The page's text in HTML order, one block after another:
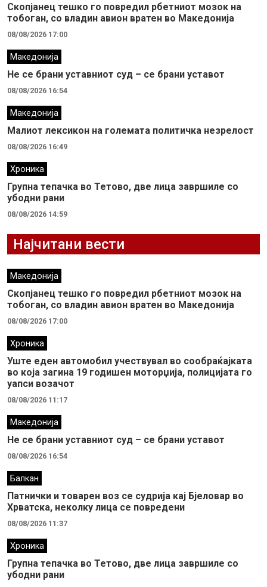
Скопјанец тешко го повредил рбетниот мозок на
тобоган, со владин авион вратен во Македонија
08/08/2026 17:00
Македонија
Не се брани уставниот суд – се брани уставот
08/08/2026 16:54
Македонија
Малиот лексикон на големата политичка незрелост
08/08/2026 16:49
Хроника
Групна тепачка во Тетово, две лица завршиле со
убодни рани
08/08/2026 14:59
Најчитани вести
Македонија
Скопјанец тешко го повредил рбетниот мозок на
тобоган, со владин авион вратен во Македонија
08/08/2026 17:00
Хроника
Уште еден автомобил учествувал во сообраќајката
во која загина 19 годишен моторџија, полицијата го
уапси возачот
08/08/2026 11:17
Македонија
Не се брани уставниот суд – се брани уставот
08/08/2026 16:54
Балкан
Патнички и товарен воз се судрија кај Бјеловар во
Хрватска, неколку лица се повредени
08/08/2026 11:37
Хроника
Групна тепачка во Тетово, две лица завршиле со
убодни рани